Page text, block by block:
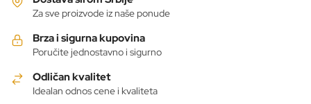
Opcije
biti
stranici
Za sve proizvode iz naše ponude
Brza i sigurna kupovina
Poručite jednostavno i sigurno
Odličan kvalitet
Idealan odnos cene i kvaliteta